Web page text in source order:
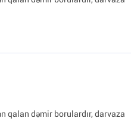
qalan dəmir borulardır, darvaza